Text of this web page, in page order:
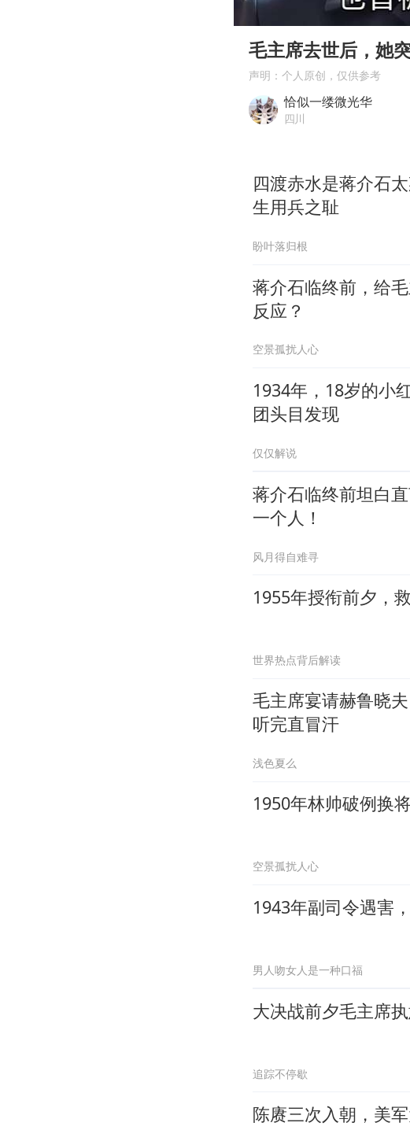
美股
胡彦
东航
毛主席去世后，她
声明：个人原创，仅供参考
恰似一缕微光华
四川
四渡赤水是蒋介石
生用兵之耻
盼叶落归根
蒋介石临终前，给
反应？
空景孤扰人心
1934年，18岁的小
团头目发现
仅仅解说
蒋介石临终前坦白
一个人！
风月得自难寻
1955年授衔前夕，
世界热点背后解读
毛主席宴请赫鲁晓
听完直冒汗
浅色夏么
1950年林帅破例换
空景孤扰人心
1943年副司令遇害
男人吻女人是一种口福
大决战前夕毛主席
追踪不停歇
陈赓三次入朝，美